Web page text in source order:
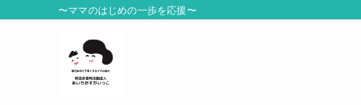
〜ママのはじめの一歩を応援〜